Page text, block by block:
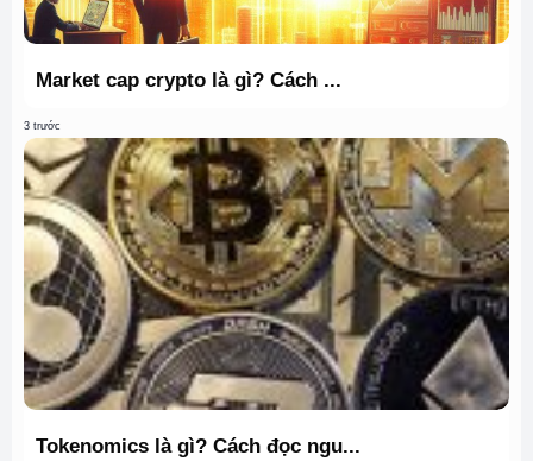
Market cap crypto là gì? Cách ...
3 trước
Tokenomics là gì? Cách đọc ngu...